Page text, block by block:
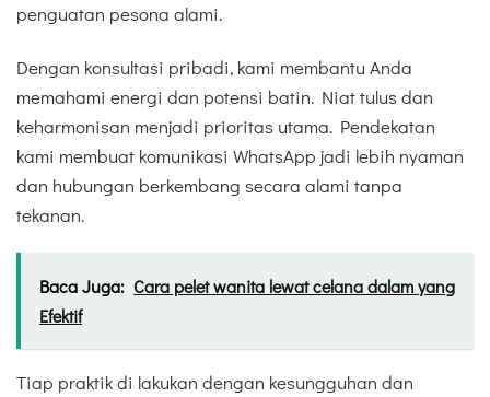
penguatan pesona alami.
Dengan konsultasi pribadi, kami membantu Anda
memahami energi dan potensi batin. Niat tulus dan
keharmonisan menjadi prioritas utama. Pendekatan
kami membuat komunikasi WhatsApp jadi lebih nyaman
dan hubungan berkembang secara alami tanpa
tekanan.
Baca Juga: Cara pelet wanita lewat celana dalam yang
Efektif
Tiap praktik di lakukan dengan kesungguhan dan